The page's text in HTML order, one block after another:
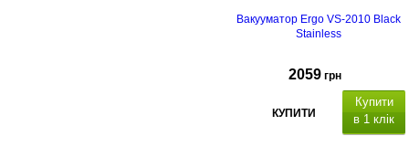
Вакууматор Ergo VS-2010 Black
Stainless
2059 грн
КУПИТИ
Купити
в 1 клік